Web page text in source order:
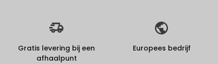
Gratis levering bij een
afhaalpunt
Europees bedrijf